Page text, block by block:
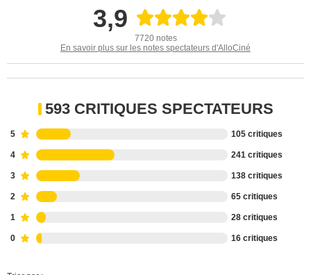
3,9
7720 notes
En savoir plus sur les notes spectateurs d'AlloCiné
593 CRITIQUES SPECTATEURS
5 105 critiques
4 241 critiques
3 138 critiques
2 65 critiques
1 28 critiques
0 16 critiques